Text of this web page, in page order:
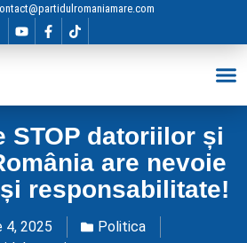
STOP datoriilor și
are nevoie
responsabilitate!
4, 2025
Politica